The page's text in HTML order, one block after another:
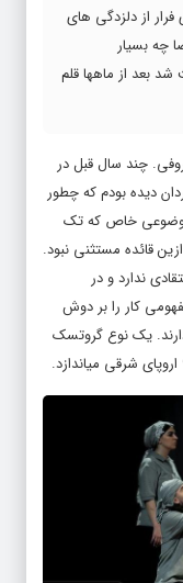
از دلزدگی های
چه بسیار
بعد از ماهها قلم
چند سال قبل در
دیده بودم که چطور
خاص که تک
قائده مستثنی نبود.
ندارد و در
کار را بر دوش
یک نوع گروتسک